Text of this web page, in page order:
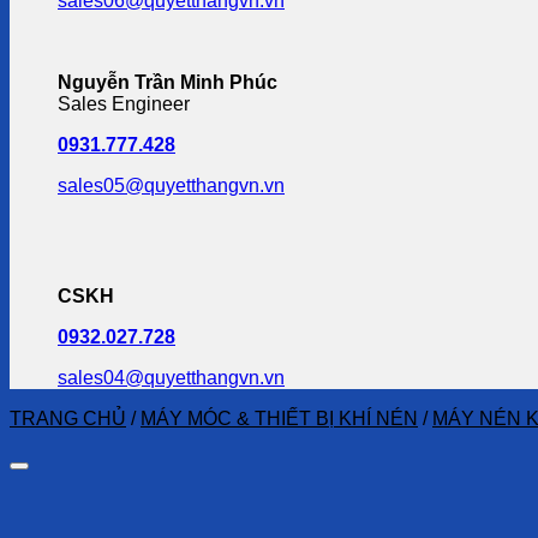
Nguyễn Trần Minh Phúc
Sales Engineer
0931.777.428
sales05@quyetthangvn.vn
CSKH
0932.027.728
sales04@quyetthangvn.vn
TRANG CHỦ / MÁY MÓC & THIẾT BỊ KHÍ NÉN / MÁY NÉN